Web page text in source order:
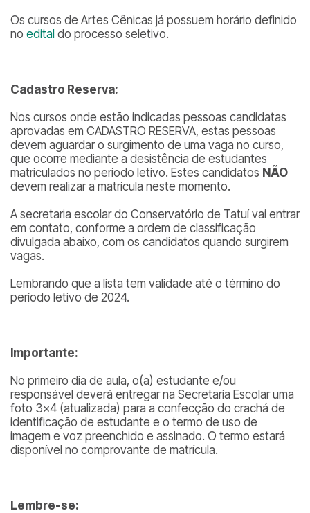
Os cursos de Artes Cênicas já possuem horário definido
no edital do processo seletivo.
Cadastro Reserva:
Nos cursos onde estão indicadas pessoas candidatas
aprovadas em CADASTRO RESERVA, estas pessoas
devem aguardar o surgimento de uma vaga no curso,
que ocorre mediante a desistência de estudantes
matriculados no período letivo. Estes candidatos NÃO
devem realizar a matrícula neste momento.
A secretaria escolar do Conservatório de Tatuí vai entrar
em contato, conforme a ordem de classificação
divulgada abaixo, com os candidatos quando surgirem
vagas.
Lembrando que a lista tem validade até o término do
período letivo de 2024.
Importante:
No primeiro dia de aula, o(a) estudante e/ou
responsável deverá entregar na Secretaria Escolar uma
foto 3×4 (atualizada) para a confecção do crachá de
identificação de estudante e o termo de uso de
imagem e voz preenchido e assinado. O termo estará
disponível no comprovante de matrícula.
Lembre-se: